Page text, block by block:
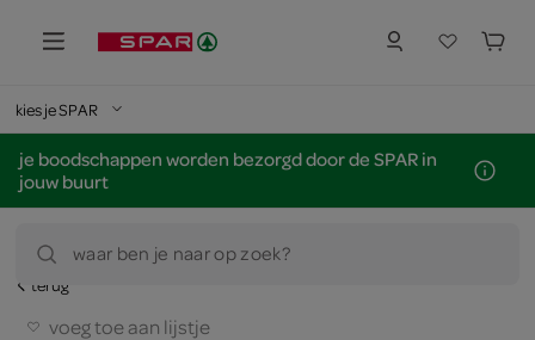
kies je SPAR
je boodschappen worden bezorgd door de SPAR in
jouw buurt
waar ben je naar op zoek?
terug
voeg toe aan lijstje